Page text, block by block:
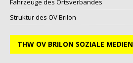
Struktur des OV Brilon
THW OV BRILON SOZIALE MEDIEN